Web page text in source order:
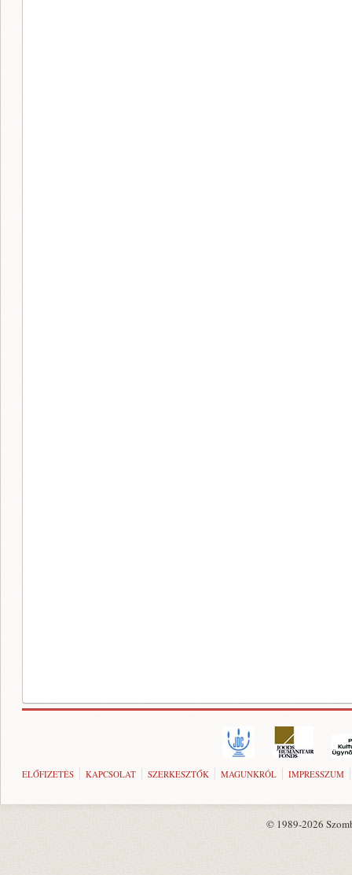
ELŐFIZETÉS KAPCSOLAT SZERKESZTŐK MAGUNKRÓL IMPRESSZUM
© 1989-2026